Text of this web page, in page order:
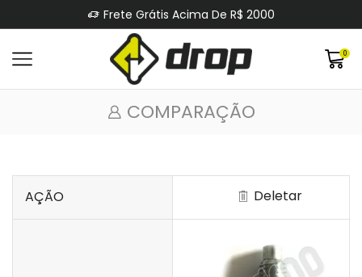
Frete Grátis Acima De R$ 2000
0
COMPARAÇÃO
AÇÃO Deletar